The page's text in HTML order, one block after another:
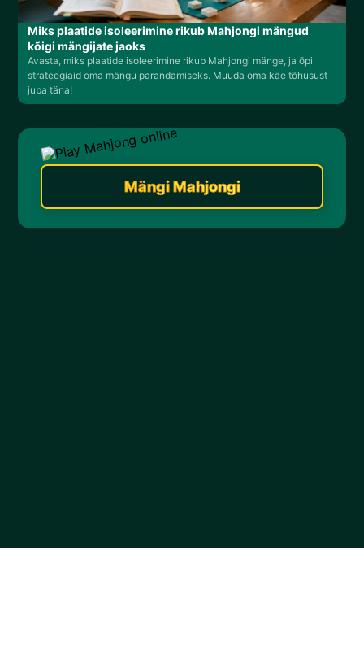
Miks plaatide isoleerimine rikub Mahjongi mängud
kõigi mängijate jaoks
Avasta, miks plaatide isoleerimine rikub Mahjongi mänge, ja õpi
strateegiaid oma mängu parandamiseks. Muuda oma käe tõhusust
juba täna!
Mängi Mahjongi